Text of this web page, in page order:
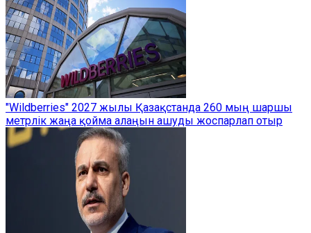
"Wildberries" 2027 жылы Қазақстанда 260 мың шаршы
метрлік жаңа қойма алаңын ашуды жоспарлап отыр